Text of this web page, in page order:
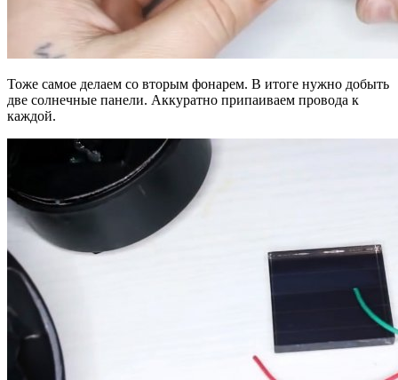
Тоже самое делаем со вторым фонарем. В итоге нужно добыть
две солнечные панели. Аккуратно припаиваем провода к
каждой.